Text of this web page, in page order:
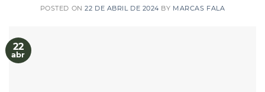
POSTED ON22 DE ABRIL DE 2024 BY MARCAS FALA
22
abr